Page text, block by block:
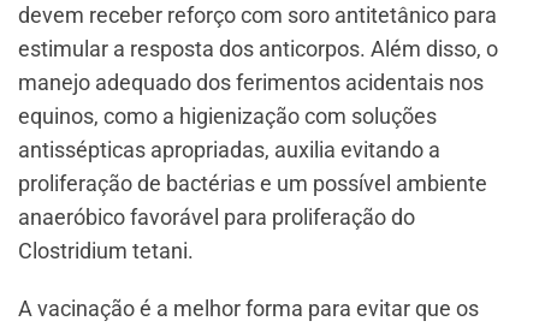
devem receber reforço com soro antitetânico para
estimular a resposta dos anticorpos. Além disso, o
manejo adequado dos ferimentos acidentais nos
equinos, como a higienização com soluções
antissépticas apropriadas, auxilia evitando a
proliferação de bactérias e um possível ambiente
anaeróbico favorável para proliferação do
Clostridium tetani.
A vacinação é a melhor forma para evitar que os